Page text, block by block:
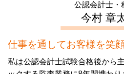
起業支援 文京区 会計士公認会計士・
今村 章
仕事を通してお客様を笑
私は公認会計士試験合格後から